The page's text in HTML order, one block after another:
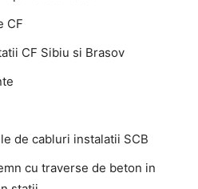
CF
CF Sibiu si Brasov
de cabluri instalatii SCB
cu traverse de beton in